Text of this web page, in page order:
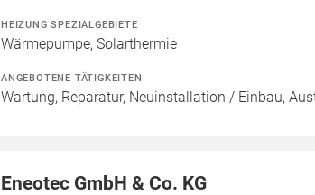
HEIZUNG SPEZIALGEBIETE
Wärmepumpe, Solarthermie
ANGEBOTENE TÄTIGKEITEN
Wartung, Reparatur, Neuinstallation / Einbau,
Eneotec GmbH & Co. KG